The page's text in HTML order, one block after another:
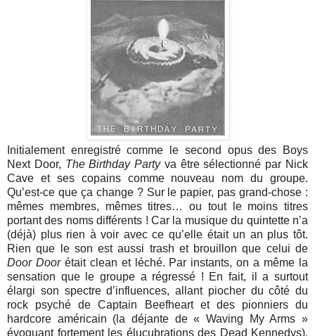
Initialement enregistré comme le second opus des Boys
Next Door, The Birthday Partyva être sélectionné par Nick
Cave et ses copains comme nouveau nom du groupe.
Qu’est-ce que ça change ? Sur le papier, pas grand-chose :
mêmes membres, mêmes titres… ou tout le moins titres
portant des noms différents ! Car la musique du quintette n’a
(déjà) plus rien à voir avec ce qu’elle était un an plus tôt.
Rien que le son est aussi trash et brouillon que celui de
Door Doorétait clean et léché. Par instants, on a même la
sensation que le groupe a régressé ! En fait, il a surtout
élargi son spectre d’influences, allant piocher du côté du
rock psyché de Captain Beefheart et des pionniers du
hardcore américain (la déjante de « Waving My Arms »
évoquant fortement les élucubrations des Dead Kennedys).